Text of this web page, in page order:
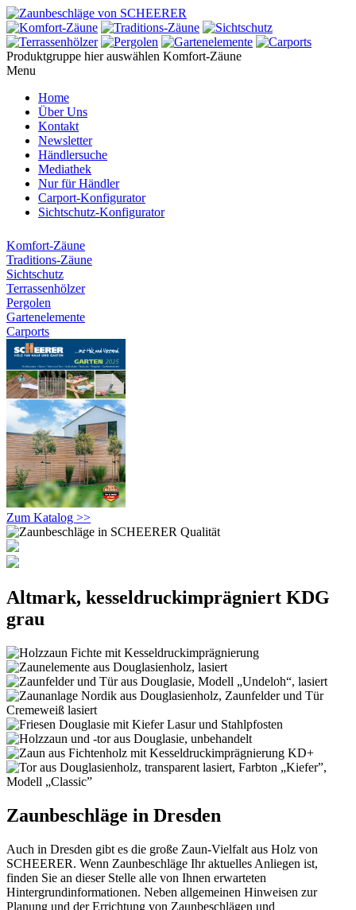
Produktgruppe hier auswählen Komfort-Zäune
Menu
Home
Über Uns
Kontakt
Newsletter
Händlersuche
Mediathek
Nur für Händler
Carport-Konfigurator
Sichtschutz-Konfigurator
Komfort-Zäune
Traditions-Zäune
Sichtschutz
Terrassenhölzer
Pergolen
Gartenelemente
Carports
Zum Katalog >>
Altmark, kesseldruckimprägniert KDG
grau
Zaunbeschläge in Dresden
Auch in Dresden gibt es die große Zaun-Vielfalt aus Holz von
SCHEERER. Wenn Zaunbeschläge Ihr aktuelles Anliegen ist,
finden Sie an dieser Stelle alle von Ihnen erwarteten
Hintergrundinformationen. Neben allgemeinen Hinweisen zur
Planung und der Errichtung von Zaunbeschlägen und